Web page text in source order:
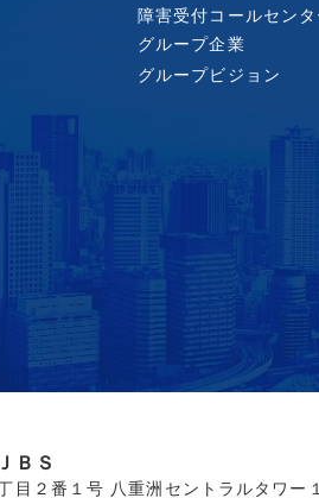
障害受付コールセンタ
グループ企業
グループビジョン
ＢＳ
目２番１号 八重洲セントラルタワー